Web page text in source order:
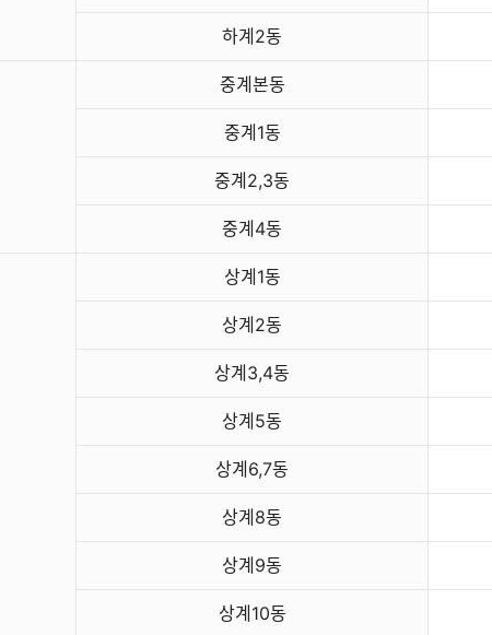
하계2동
중계본동
중계1동
중계2,3동
중계4동
상계1동
상계2동
상계3,4동
상계5동
상계6,7동
상계8동
상계9동
상계10동